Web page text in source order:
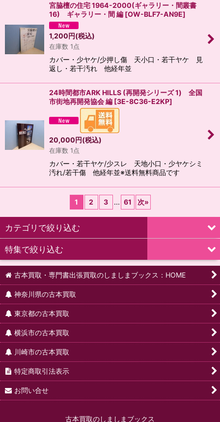
宮脇檀の住宅 1964-2000(ギャラリー・間叢書
16) ギャラリー・間 編 [OW-BLF7-AN9E]
1,200円(税込)
在庫数 1点
カバー・少ヤケ/少押し傷 天小口・若干ヤケ 見
返し・若干汚れ 他経年並
24時間都市ARK HILLS (再開発シリーズ 1) 全国
市街地再開発協会 編 [3E-8C36-E2KP]
20,000円(税込)
在庫数 1点
カバー・若干ヤケ/少スレ 天地小口・少ヤケシミ
汚れ/若干傷 他経年並※送料無料商品です
1 2 3 ... 61 次»
カテゴリで絞り込む
文芸
日本文学研究（近・現代）
日本古典文学・研究
外国文学研究
評論
演劇・戯曲・舞踊関係
思想・哲学
特集で絞り込む
全集・セット販売
単行本・雑誌セット販売
辞典・事典
古本買取・専門書出張買取のしましまブックス：HOME
神奈川県の古本買取
東京都の古本買取
横浜市の古本買取
川崎市の古本買取
特定商取引法表示
お問い合せ
古本買取のしましまブックス